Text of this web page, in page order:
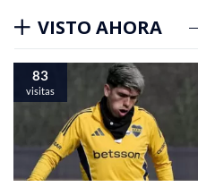
VISTO AHORA
83
visitas